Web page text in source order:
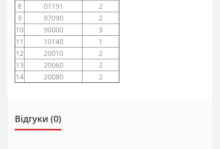
8
01191
2
9
97090
2
10
90000
3
11
10140
1
12
20010
2
13
20060
2
14
20080 2
Відгуки (0)